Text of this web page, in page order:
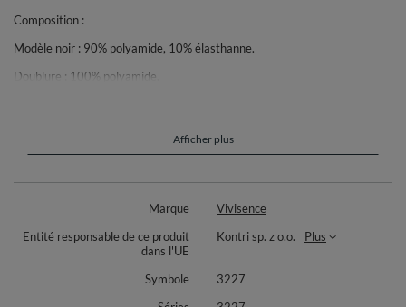
Composition :
Modèle noir : 90% polyamide, 10% élasthanne.
Doublure : 100% polyamide.
Bonnet à l'intérieur / à l'extérieur : 100% polyurethane / 100% polyester
Afficher plus
Marque
Vivisence
Entité responsable de ce produit
dans l'UE
Kontri sp. z o.o. Plus
Symbole
3227